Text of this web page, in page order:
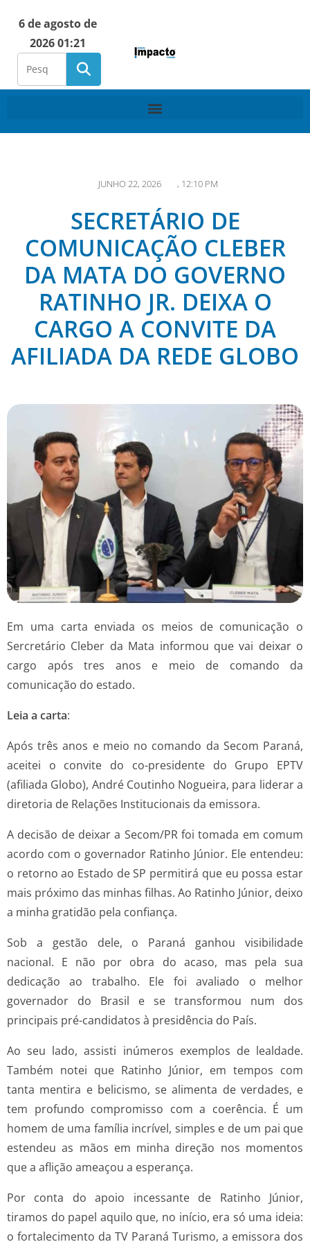
6 de agosto de
2026 01:21
JUNHO 22, 2026 , 12:10 PM
SECRETÁRIO DE
COMUNICAÇÃO CLEBER
DA MATA DO GOVERNO
RATINHO JR. DEIXA O
CARGO A CONVITE DA
AFILIADA DA REDE GLOBO
Em uma carta enviada os meios de comunicação o
Sercretário Cleber da Mata informou que vai deixar o
cargo após tres anos e meio de comando da
comunicação do estado.
Leia a carta:
Após três anos e meio no comando da Secom Paraná,
aceitei o convite do co-presidente do Grupo EPTV
(afiliada Globo), André Coutinho Nogueira, para liderar a
diretoria de Relações Institucionais da emissora.
A decisão de deixar a Secom/PR foi tomada em comum
acordo com o governador Ratinho Júnior. Ele entendeu:
o retorno ao Estado de SP permitirá que eu possa estar
mais próximo das minhas filhas. Ao Ratinho Júnior, deixo
a minha gratidão pela confiança.
Sob a gestão dele, o Paraná ganhou visibilidade
nacional. E não por obra do acaso, mas pela sua
dedicação ao trabalho. Ele foi avaliado o melhor
governador do Brasil e se transformou num dos
principais pré-candidatos à presidência do País.
Ao seu lado, assisti inúmeros exemplos de lealdade.
Também notei que Ratinho Júnior, em tempos com
tanta mentira e belicismo, se alimenta de verdades, e
tem profundo compromisso com a coerência. É um
homem de uma família incrível, simples e de um pai que
estendeu as mãos em minha direção nos momentos
que a aflição ameaçou a esperança.
Por conta do apoio incessante de Ratinho Júnior,
tiramos do papel aquilo que, no início, era só uma ideia:
o fortalecimento da TV Paraná Turismo, a emissora dos